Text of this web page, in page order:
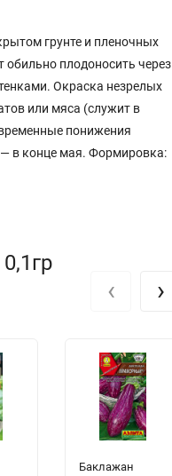
грунте и пленочных
обильно плодоносить через
Окраска незрелых
или мяса (служит в
понижения
в конце мая. Формировка:
Баклажан
‹ ›